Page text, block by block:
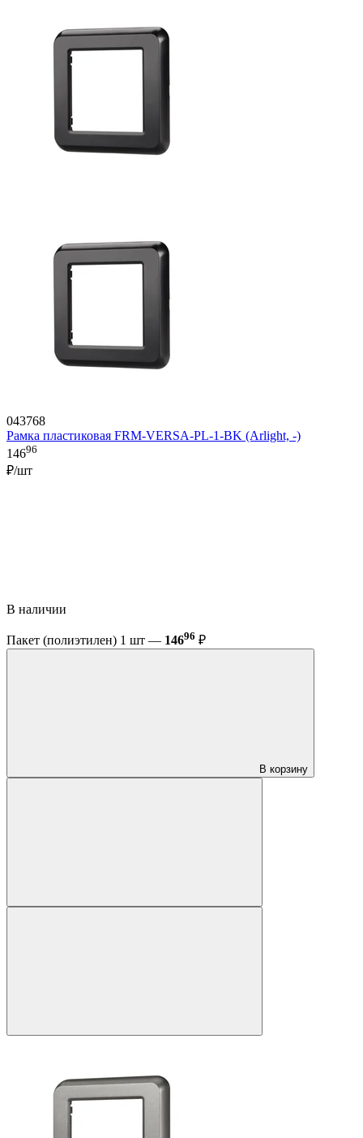
043768
Рамка пластиковая FRM-VERSA-PL-1-BK (Arlight, -)
14696
₽/шт
В наличии
Пакет (полиэтилен) 1 шт — 14696 ₽
В корзину